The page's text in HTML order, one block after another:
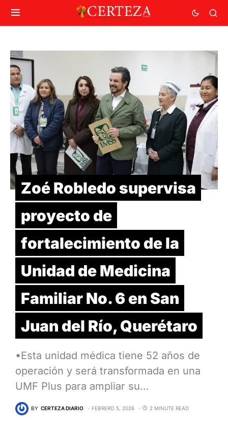
Zoé Robledo supervisa
proyecto de
fortalecimiento de la
Unidad de Medicina
Familiar No. 6 en San
Juan del Río, Querétaro
•Esta unidad médica tiene 52 años de
operación y será transformada en una
UMF Plus para ampliar su…
BY CERTEZA DIARIO FEBRERO 5, 2026 2 MINUTE READ